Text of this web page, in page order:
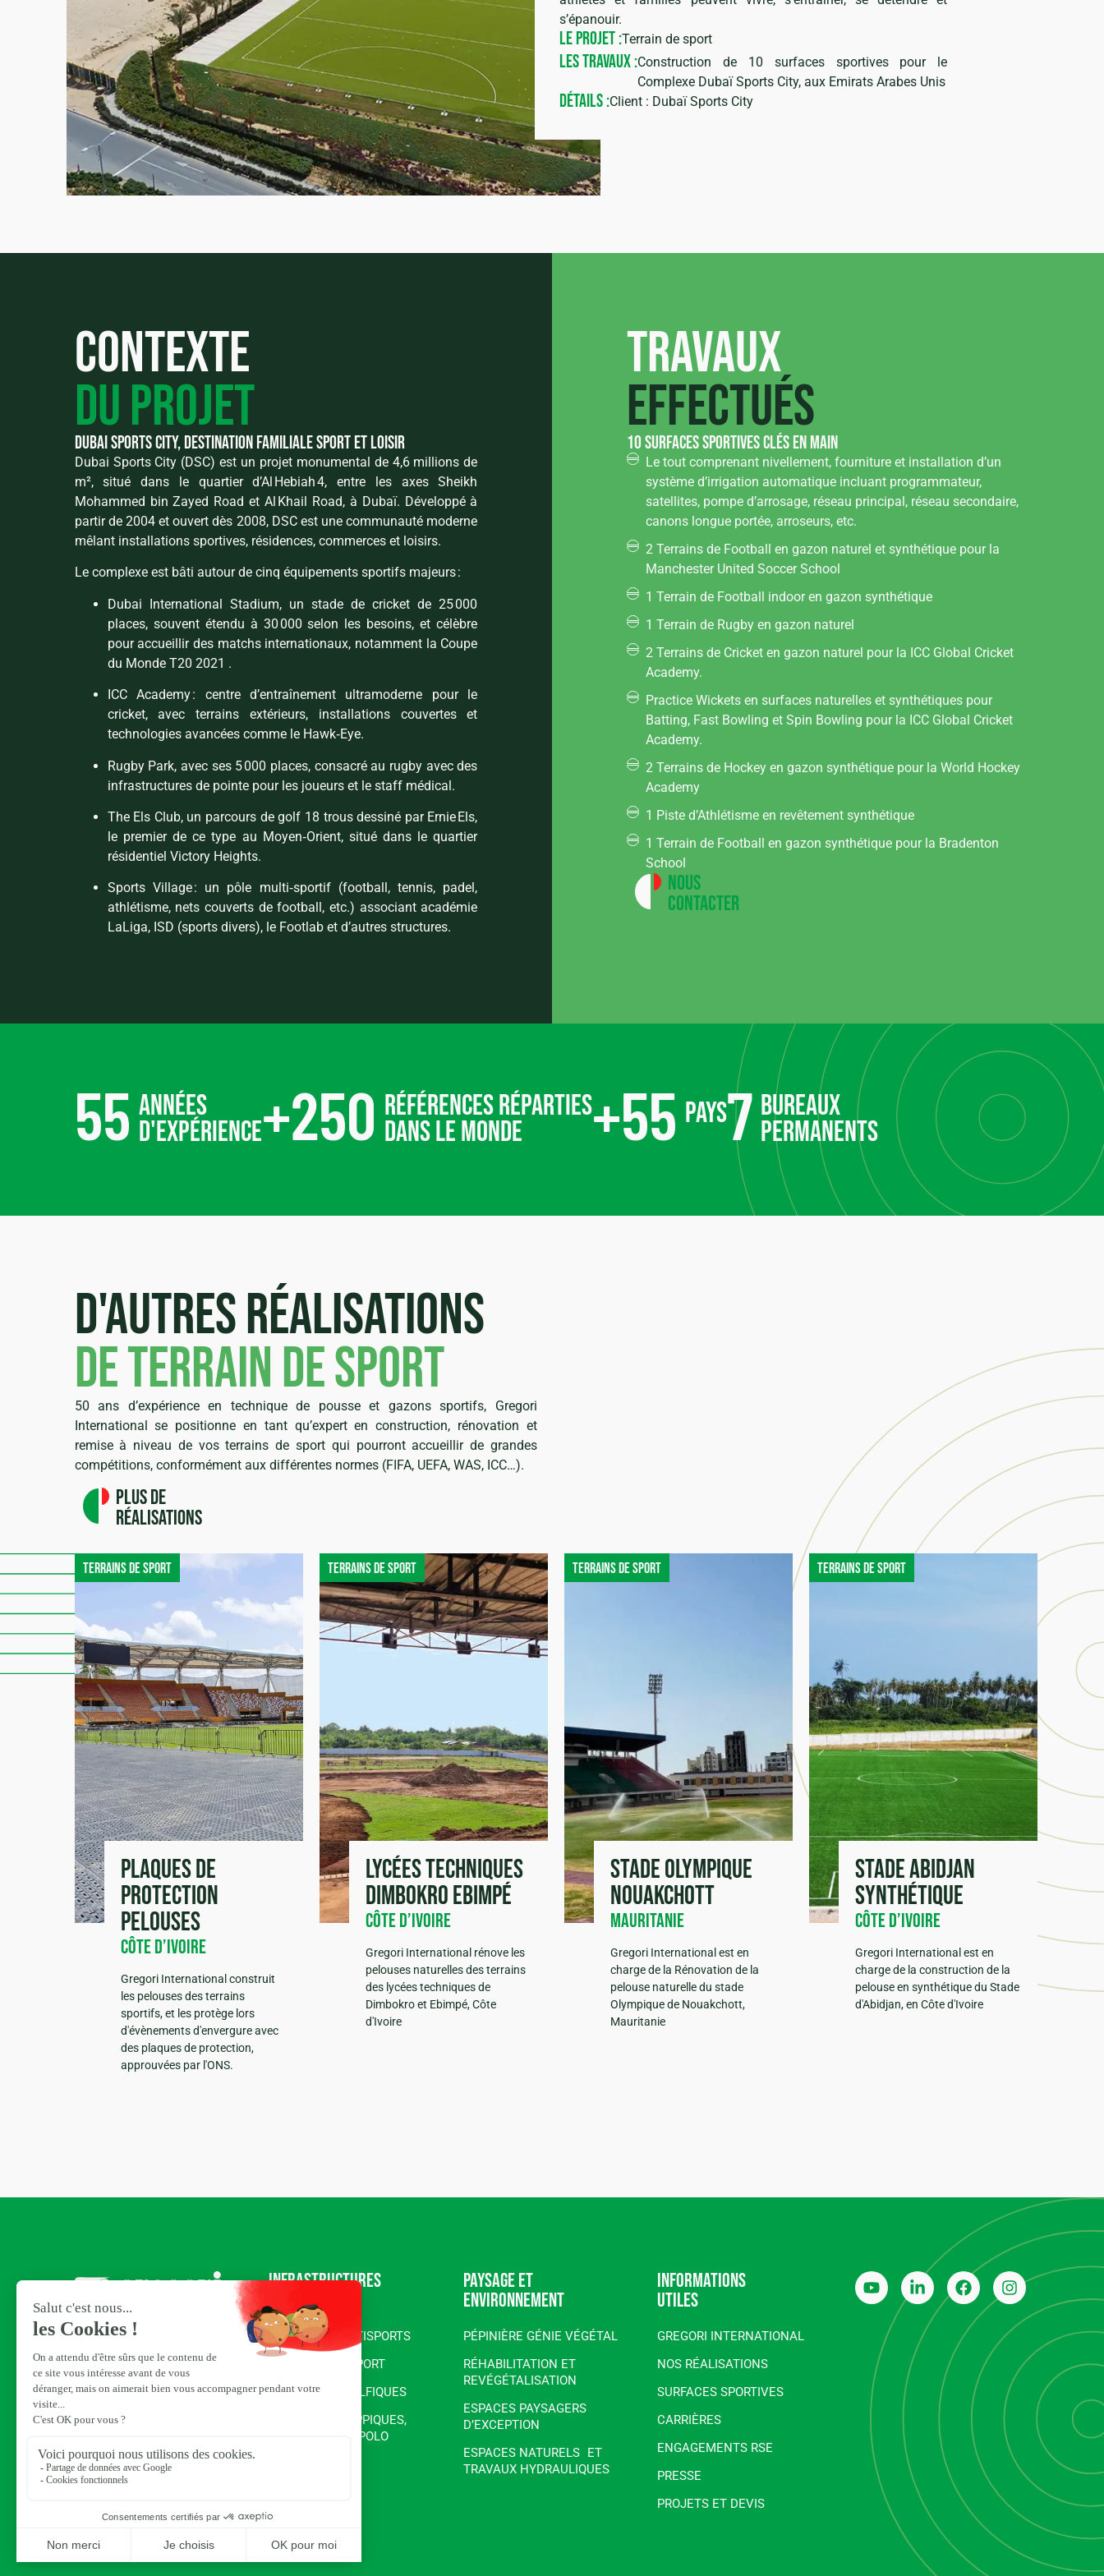
s’épanouir.
LE PROJET :Terrain de sport
LES TRAVAUX :Construction de 10 surfaces sportives pour le
Complexe Dubaï Sports City, aux Emirats Arabes Unis
DÉTAILS :Client : Dubaï Sports City
Contexte
du projet
dubai sports city, destination familiale sport et loisir
Dubai Sports City (DSC) est un projet monumental de 4,6 millions de
m², situé dans le quartier d’Al Hebiah 4, entre les axes Sheikh
Mohammed bin Zayed Road et Al Khail Road, à Dubaï. Développé à
partir de 2004 et ouvert dès 2008, DSC est une communauté moderne
mêlant installations sportives, résidences, commerces et loisirs.
Le complexe est bâti autour de cinq équipements sportifs majeurs :
Dubai International Stadium, un stade de cricket de 25 000
places, souvent étendu à 30 000 selon les besoins, et célèbre
pour accueillir des matchs internationaux, notamment la Coupe
du Monde T20 2021 .
ICC Academy : centre d’entraînement ultramoderne pour le
cricket, avec terrains extérieurs, installations couvertes et
technologies avancées comme le Hawk‑Eye.
Rugby Park, avec ses 5 000 places, consacré au rugby avec des
infrastructures de pointe pour les joueurs et le staff médical.
The Els Club, un parcours de golf 18 trous dessiné par Ernie Els,
le premier de ce type au Moyen‑Orient, situé dans le quartier
résidentiel Victory Heights.
Sports Village : un pôle multi‑sportif (football, tennis, padel,
athlétisme, nets couverts de football, etc.) associant académie
LaLiga, ISD (sports divers), le Footlab et d’autres structures.
Travaux
effectués
10 surfaces sportives clés en main
Le tout comprenant nivellement, fourniture et installation d’un
système d’irrigation automatique incluant programmateur,
satellites, pompe d’arrosage, réseau principal, réseau secondaire,
canons longue portée, arroseurs, etc.
2 Terrains de Football en gazon naturel et synthétique pour la
Manchester United Soccer School
1 Terrain de Football indoor en gazon synthétique
1 Terrain de Rugby en gazon naturel
2 Terrains de Cricket en gazon naturel pour la ICC Global Cricket
Academy.
Practice Wickets en surfaces naturelles et synthétiques pour
Batting, Fast Bowling et Spin Bowling pour la ICC Global Cricket
Academy.
2 Terrains de Hockey en gazon synthétique pour la World Hockey
Academy
1 Piste d’Athlétisme en revêtement synthétique
1 Terrain de Football en gazon synthétique pour la Bradenton
School
Nous
contacter
années
d'expérience
55 références réparties
dans le monde
+250 pays
+55 bureaux
permanents
7
D'autres réalisations
de terrain de sport
50 ans d’expérience en technique de pousse et gazons sportifs, Gregori
International se positionne en tant qu’expert en construction, rénovation et
remise à niveau de vos terrains de sport qui pourront accueillir de grandes
compétitions, conformément aux différentes normes (FIFA, UEFA, WAS, ICC…).
Plus de
réalisations
Terrains de sport
Plaques de
protection
pelouses
Côte d’Ivoire
Gregori International construit
les pelouses des terrains
sportifs, et les protège lors
d'évènements d'envergure avec
des plaques de protection,
approuvées par l'ONS.
Terrains de sport
Lycées Techniques
Dimbokro Ebimpé
Côte d’Ivoire
Gregori International rénove les
pelouses naturelles des terrains
des lycées techniques de
Dimbokro et Ebimpé, Côte
d'Ivoire
Terrains de sport
Stade Olympique
Nouakchott
Mauritanie
Gregori International est en
charge de la Rénovation de la
pelouse naturelle du stade
Olympique de Nouakchott,
Mauritanie
Terrains de sport
Stade Abidjan
synthétique
Côte d’Ivoire
Gregori International est en
charge de la construction de la
pelouse en synthétique du Stade
d'Abidjan, en Côte d'Ivoire
Infrastructures
sportives
PLATEAUX MULTISPORTS
TERRAINS DE SPORT
COMPLEXES GOLFIQUES
COMPLEXES HIPPIQUES,
ÉQUESTRES ET POLO
Paysage et
environnement
PÉPINIÈRE GÉNIE VÉGÉTAL
RÉHABILITATION ET
REVÉGÉTALISATION
ESPACES PAYSAGERS
D’EXCEPTION
ESPACES NATURELS ET
TRAVAUX HYDRAULIQUES
Informations
utiles
GREGORI INTERNATIONAL
NOS RÉALISATIONS
SURFACES SPORTIVES
CARRIÈRES
ENGAGEMENTS RSE
PRESSE
PROJETS ET DEVIS